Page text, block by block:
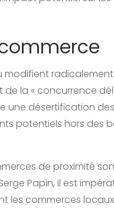
modifient
de la « concurrence
une désertification
potentiels hors des
de proximité
Papin, il est
les commerces